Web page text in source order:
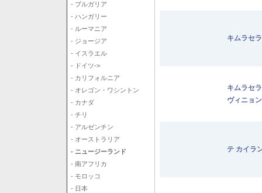
- ブルガリア
- ハンガリー
- ルーマニア
- ジョージア
- イスラエル
- ドイツ->
- カリフォルニア
- オレゴン・ワシントン
- カナダ
- チリ
- アルゼンチン
- オーストラリア
- ニュージーランド
- 南アフリカ
- モロッコ
- 日本
キムラセ
キムラセ
ヴィニョ
テ カイ